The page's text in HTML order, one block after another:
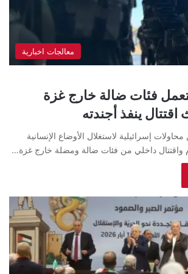
معالجات اخبارية
فئات ضالة خارج غزة
اقتتال ينفذ أجندته
إسرائيلية لاستغلال الأوضاع الإنسانية
واقتتال داخلي من فئات ضالة ومضلة خارج غزة…